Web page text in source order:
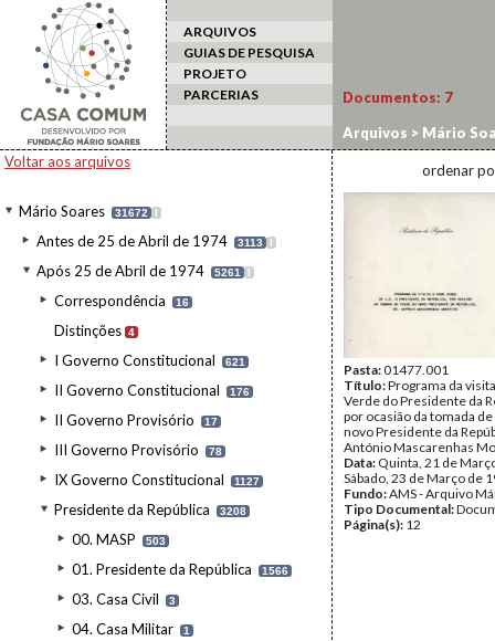
ARQUIVOS
GUIAS DE PESQUISA
PROJETO
PARCERIAS
Voltar aos arquivos
Mário Soares 31672 I
Antes de 25 de Abril de 1974 3113 I
Após 25 de Abril de 1974 5261 I
Correspondência 16
Distinções 4
I Governo Constitucional 621
II Governo Constitucional 176
II Governo Provisório 17
III Governo Provisório 78
IX Governo Constitucional 1127
Presidente da República 3208
00. MASP 503
01. Presidente da República 1566
03. Casa Civil 3
04. Casa Militar 1
Documentos: 7
Arquivos > Mário
Estado>1991
ordenar
Pasta:01477.001
Título:Programa da
Verde do Presidente da
por ocasião da tomada
novo Presidente da
António Mascarenhas
Data: Quinta, 21 de
Sábado, 23 de Março de
Fundo:AMS - Arquivo
Tipo Documental:
Página(s): 12